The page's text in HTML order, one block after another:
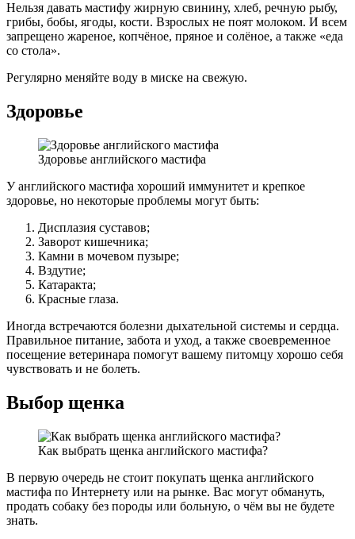
Нельзя давать мастифу жирную свинину, хлеб, речную рыбу,
грибы, бобы, ягоды, кости. Взрослых не поят молоком. И всем
запрещено жареное, копчёное, пряное и солёное, а также «еда
со стола».
Регулярно меняйте воду в миске на свежую.
Здоровье
Здоровье английского мастифа
У английского мастифа хороший иммунитет и крепкое
здоровье, но некоторые проблемы могут быть:
Дисплазия суставов;
Заворот кишечника;
Камни в мочевом пузыре;
Вздутие;
Катаракта;
Красные глаза.
Иногда встречаются болезни дыхательной системы и сердца.
Правильное питание, забота и уход, а также своевременное
посещение ветеринара помогут вашему питомцу хорошо себя
чувствовать и не болеть.
Выбор щенка
Как выбрать щенка английского мастифа?
В первую очередь не стоит покупать щенка английского
мастифа по Интернету или на рынке. Вас могут обмануть,
продать собаку без породы или больную, о чём вы не будете
знать.